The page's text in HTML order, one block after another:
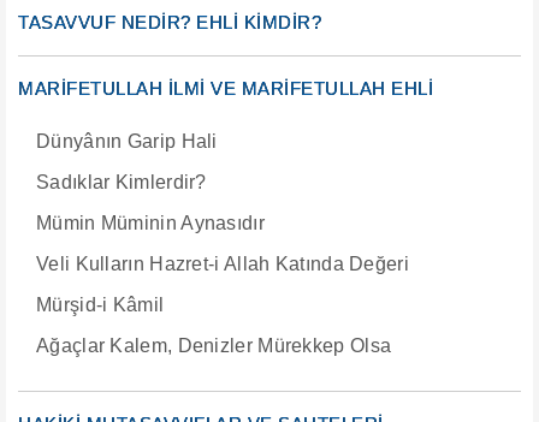
TASAVVUF NEDİR? EHLİ KİMDİR?
MARİFETULLAH İLMİ VE MARİFETULLAH EHLİ
Dünyânın Garip Hali
Sadıklar Kimlerdir?
Mümin Müminin Aynasıdır
Veli Kulların Hazret-i Allah Katında Değeri
Mürşid-i Kâmil
Ağaçlar Kalem, Denizler Mürekkep Olsa